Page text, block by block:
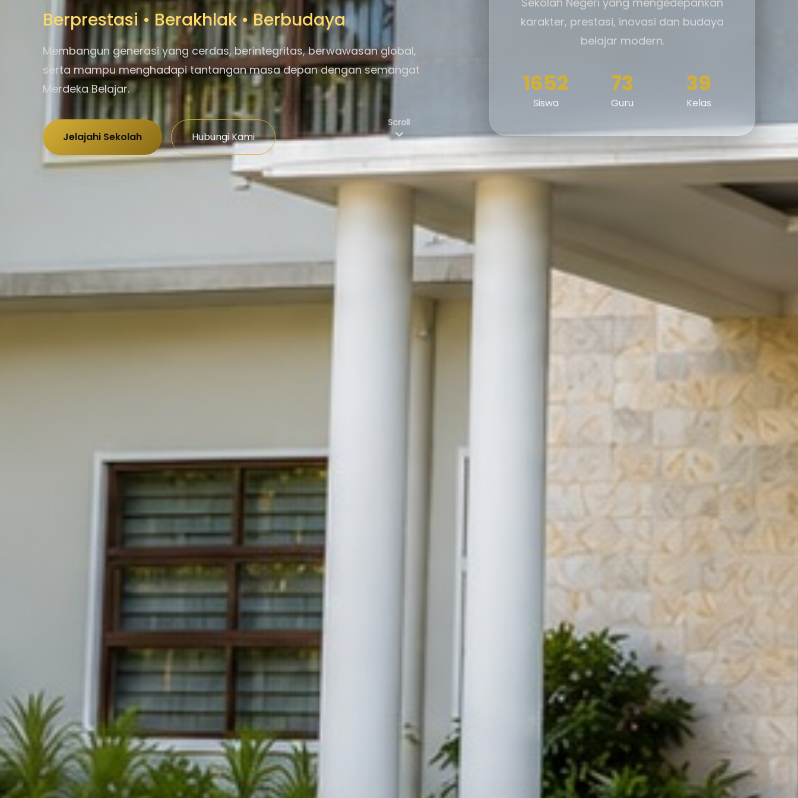
Berprestasi • Berakhlak • Berbudaya
Membangun generasi yang cerdas, berintegritas, berwawasan global,
serta mampu menghadapi tantangan masa depan dengan semangat
Merdeka Belajar.
Jelajahi Sekolah Hubungi Kami
karakter, prestasi, inovasi dan budaya
belajar modern.
1652
Siswa
73
Guru
39
Kelas